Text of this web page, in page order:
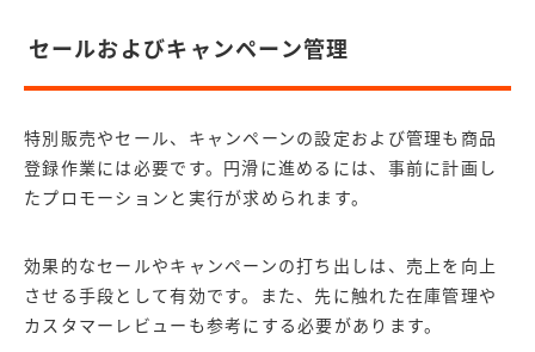
セールおよびキャンペーン管理
特別販売やセール、キャンペーンの設定および管理も商品
登録作業には必要です。円滑に進めるには、事前に計画し
たプロモーションと実行が求められます。
効果的なセールやキャンペーンの打ち出しは、売上を向上
させる手段として有効です。また、先に触れた在庫管理や
カスタマーレビューも参考にする必要があります。